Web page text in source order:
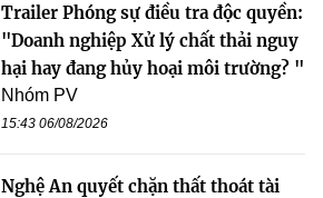
Trailer Phóng sự điều tra độc quyền:
"Doanh nghiệp Xử lý chất thải nguy
hại hay đang hủy hoại môi trường? "
Nhóm PV
15:43 06/08/2026
Nghệ An quyết chặn thất thoát tài